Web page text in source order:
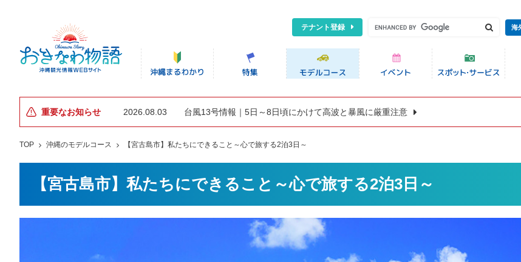
テナント登録 海
重要なお知らせ 2026.08.03 台風13号情報｜5日～8日頃にかけて高波と暴風に厳重注意
TOP 沖縄のモデルコース 【宮古島市】私たちにできること～心で旅する2泊3日～
【宮古島市】私たちにできること～心で旅する2泊3日～